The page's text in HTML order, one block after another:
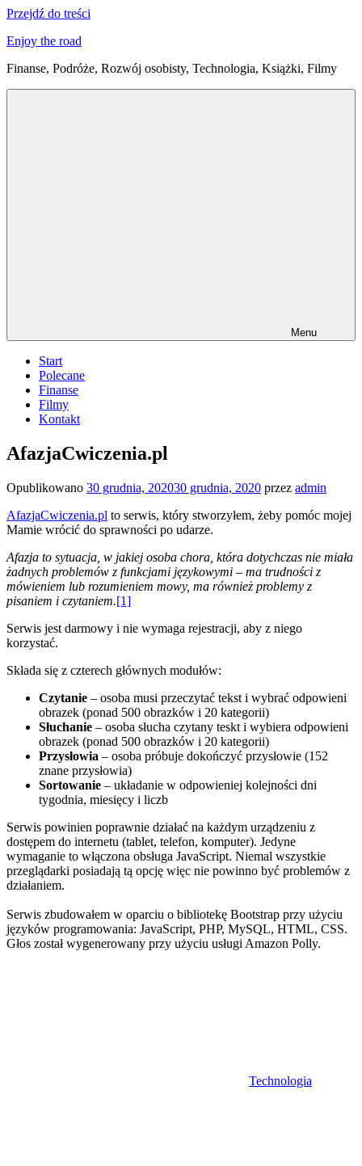
Przejdź do treści
Enjoy the road
Finanse, Podróże, Rozwój osobisty, Technologia, Książki, Filmy
Menu
Start
Polecane
Finanse
Filmy
Kontakt
AfazjaCwiczenia.pl
Opublikowano 30 grudnia, 202030 grudnia, 2020 przez admin
AfazjaCwiczenia.pl to serwis, który stworzyłem, żeby pomóc mojej
Mamie wrócić do sprawności po udarze.
Afazja to sytuacja, w jakiej osoba chora, która dotychczas nie miała
żadnych problemów z funkcjami językowymi – ma trudności z
mówieniem lub rozumieniem mowy, ma również problemy z
pisaniem i czytaniem.[1]
Serwis jest darmowy i nie wymaga rejestracji, aby z niego
korzystać.
Składa się z czterech głównych modułów:
Czytanie – osoba musi przeczytać tekst i wybrać odpowieni
obrazek (ponad 500 obrazków i 20 kategorii)
Słuchanie – osoba słucha czytany teskt i wybiera odpowieni
obrazek (ponad 500 obrazków i 20 kategorii)
Przysłowia – osoba próbuje dokończyć przysłowie (152
znane przysłowia)
Sortowanie – układanie w odpowieniej kolejności dni
tygodnia, miesięcy i liczb
Serwis powinien poprawnie działać na każdym urządzeniu z
dostępem do internetu (tablet, telefon, komputer). Jedyne
wymaganie to włączona obsługa JavaScript. Niemal wszystkie
przeglądarki posiadają tą opcję więc nie powinno być problemów z
działaniem.
Serwis zbudowałem w oparciu o bibliotekę Bootstrap przy użyciu
języków programowania: JavaScript, PHP, MySQL, HTML, CSS.
Głos został wygenerowany przy użyciu usługi Amazon Polly.
Technologia